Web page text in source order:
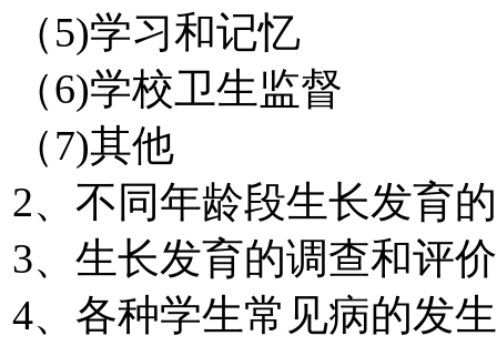
（5)学习和记忆
（6)学校卫生监督
（7)其他
2、不同年龄段生长发育
3、生长发育的调查和评
4、各种学生常见病的发